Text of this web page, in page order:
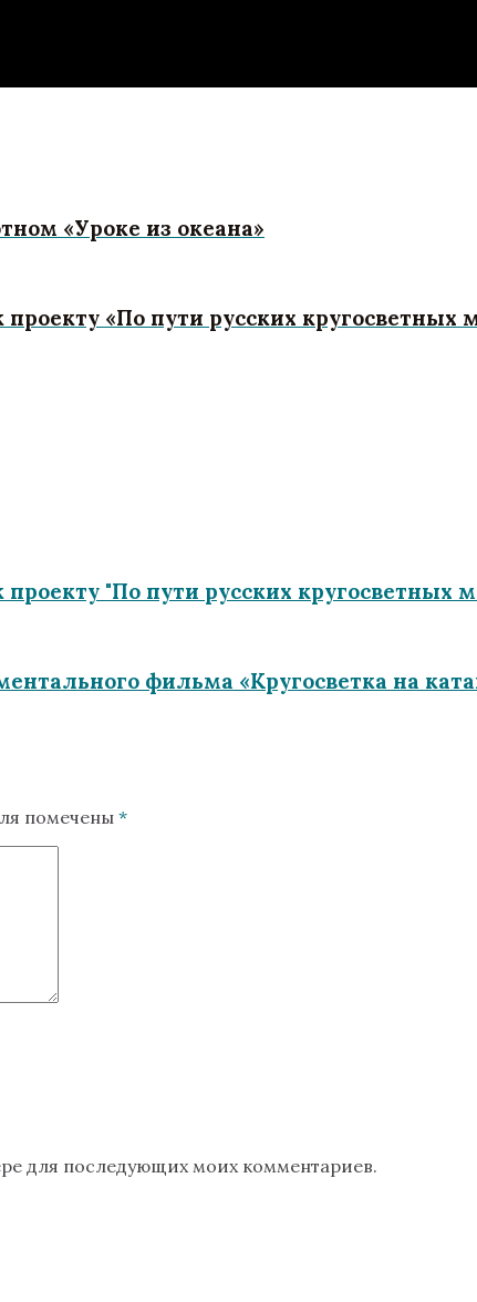
«Уроке из океана»
«По пути русских кругосветных
"По пути русских кругосветных
фильма «Кругосветка на
помечены *
для последующих моих комментариев.